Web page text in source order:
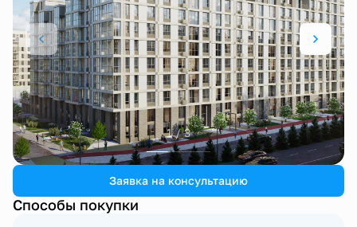
1 / 3
Заявка на консультацию
Способы покупки